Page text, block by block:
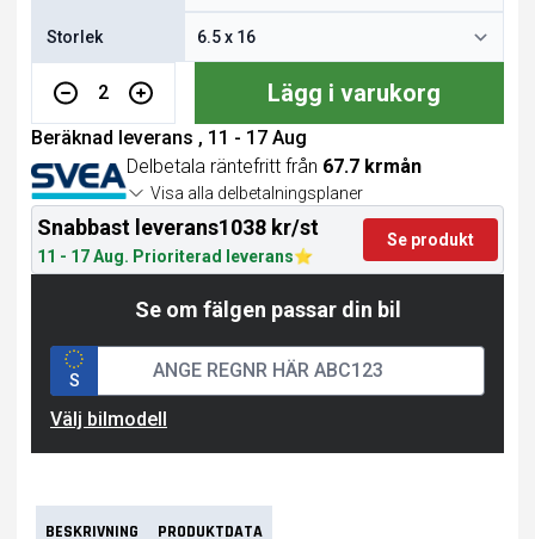
Storlek
2 Lägg i varukorg
Beräknad leverans , 11 - 17 Aug
Delbetala räntefritt från 67.7 krmån
Visa alla delbetalningsplaner
Snabbast leverans1038 kr/st
11 - 17 Aug. Prioriterad leverans
Se produkt
Se om fälgen passar din bil
S
Välj bilmodell
BESKRIVNING PRODUKTDATA